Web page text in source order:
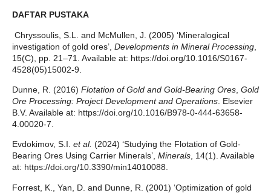
DAFTAR PUSTAKA
Chryssoulis, S.L. and McMullen, J. (2005) ‘Mineralogical
investigation of gold ores’, Developments in Mineral Processing
15(C), pp. 21–71. Available at: https://doi.org/10.1016/S0167-
4528(05)15002-9.
Dunne, R. (2016) Flotation of Gold and Gold-Bearing Ores Gold
Ore Processing: Project Development and Operations . Elsevier
B.V. Available at: https://doi.org/10.1016/B978-0-444-63658-
4.00020-7.
Evdokimov, S.I. et al. (2024) ‘Studying the Flotation of Gold-
Bearing Ores Using Carrier Minerals’, Minerals, 14(1). Available
at: https://doi.org/10.3390/min14010088.
Forrest, K., Yan, D. and Dunne, R. (2001) ‘Optimization of gold